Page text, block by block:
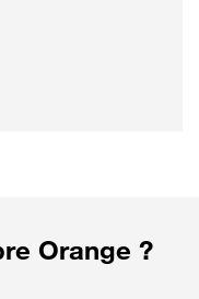
Orange ?